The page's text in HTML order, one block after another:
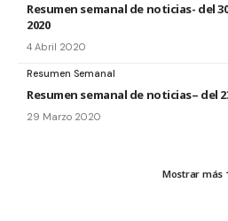
Resumen semanal de noticias- del
2020
4 Abril 2020
Resumen Semanal
Resumen semanal de noticias– del
29 Marzo 2020
Mostrar más